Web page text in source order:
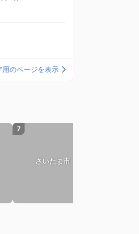
用のページを表示
7
さいたま市